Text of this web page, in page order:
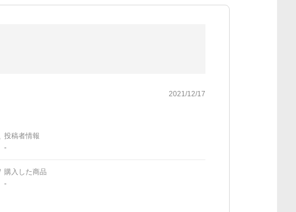
2021/12/17
投稿者情報
-
購入した商品
-